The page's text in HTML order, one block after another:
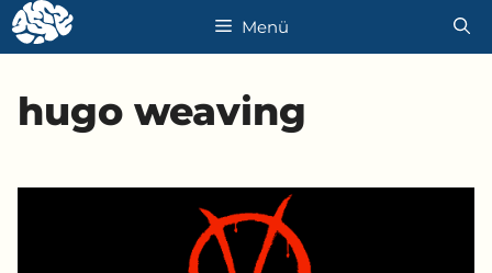
İçeriğe
atla
Menü
hugo weaving